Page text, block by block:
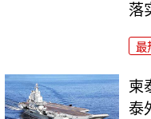
落
最
柬
泰